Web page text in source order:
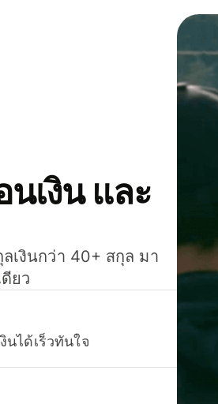
เงิน และ
เงินกว่า 40+ สกุล มา
ยว
นได้เร็วทันใจ